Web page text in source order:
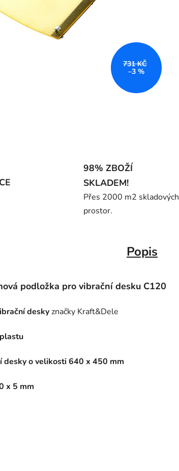
731 KČ
–3 %
98% ZBOŽÍ
SKLADEM!
Přes 2000 m2 skladových
prostor.
Popis
podložka pro vibrační desku C120
deskyznačky Kraft&Dele
desky o velikosti 640 x 450 mm
x 5 mm